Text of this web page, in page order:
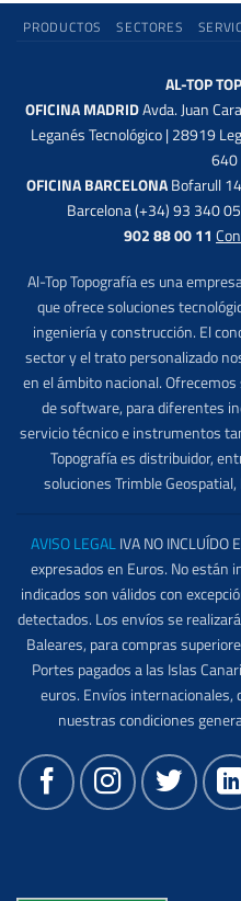
PRODUCTOS SECTORES
AL-TOP
OFICINA MADRIDAvda. Juan
Leganés Tecnológico | 28919
640
OFICINA BARCELONABofarull
Barcelona (+34) 93 340
902 88 00 11
Al-Top Topografía es una
que ofrece soluciones
ingeniería y construcción. El
sector y el trato personalizado
en el ámbito nacional.
de software, para diferentes
servicio técnico e instrumentos
Topografía es distribuidor,
soluciones Trimble
AVISO LEGALIVA NO INCLUÍDO
expresados en Euros. No están
indicados son válidos con
detectados. Los envíos se
Baleares, para compras
Portes pagados a las Islas
euros. Envíos
nuestras condiciones